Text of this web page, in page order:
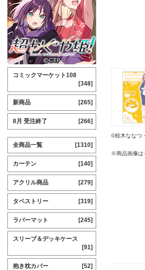
©椋木ななつ
※商品画像は
コミックマーケット108
[348]
新商品 [265]
8月 受注終了 [266]
全商品一覧 [1310]
カーテン [140]
アクリル商品 [279]
タペストリー [319]
ラバーマット [245]
スリーブ＆デッキケース
[91]
抱き枕カバー [52]